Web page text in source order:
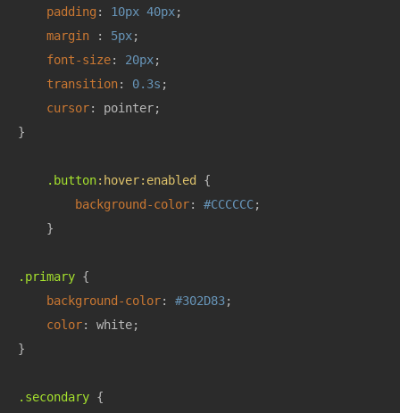
padding : 10px 40px;
margin : 5px;
font-size: 20px;
transition: 0.3s ;
cursor: pointer;
}
.button:hover:enabled
{
background-color: #CCCCCC;
    }
.primary {
background-color: #302D83;
color: white;
}
.secondary {